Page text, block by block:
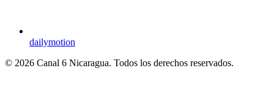
dailymotion
© 2026 Canal 6 Nicaragua. Todos los derechos reservados.